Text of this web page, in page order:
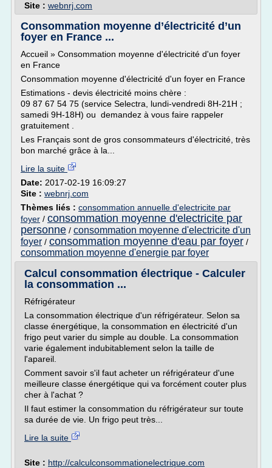
Site : webnrj.com
Consommation moyenne d’électricité d’un
foyer en France ...
Accueil » Consommation moyenne d'électricité d'un foyer
en France
Consommation moyenne d'électricité d'un foyer en France
Estimations - devis électricité moins chère :
09 87 67 54 75 (service Selectra, lundi-vendredi 8H-21H ;
samedi 9H-18H) ou demandez à vous faire rappeler
gratuitement .
Les Français sont de gros consommateurs d'électricité, très
bon marché grâce à la...
Lire la suite
Date: 2017-02-19 16:09:27
Site : webnrj.com
Thèmes liés : consommation annuelle d'electricite par
foyer / consommation moyenne d'electricite par
personne / consommation moyenne d'electricite d'un
foyer / consommation moyenne d'eau par foyer /
consommation moyenne d'energie par foyer
Calcul consommation électrique - Calculer
la consommation ...
Réfrigérateur
La consommation électrique d'un réfrigérateur. Selon sa
classe énergétique, la consommation en électricité d'un
frigo peut varier du simple au double. La consommation
varie également indubitablement selon la taille de
l'apareil.
Comment savoir s'il faut acheter un réfrigérateur d'une
meilleure classe énergétique qui va forcément couter plus
cher à l'achat ?
Il faut estimer la consommation du réfrigérateur sur toute
sa durée de vie. Un frigo peut très...
Lire la suite
Site : http://calculconsommationelectrique.com